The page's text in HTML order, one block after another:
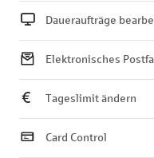
Daueraufträge
Elektronisches
Tageslimit ändern
Card Control